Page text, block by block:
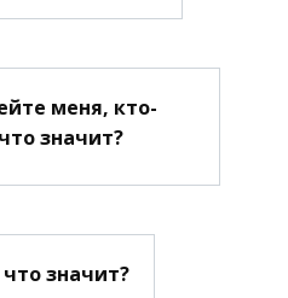
меня, кто-
значит?
значит?